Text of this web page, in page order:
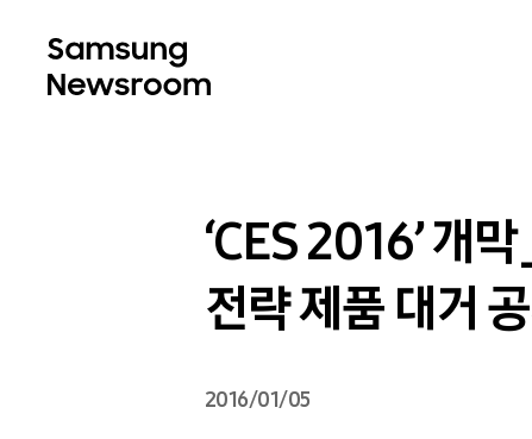
‘CES 2016’ 개
전략 제품 대거
2016/01/05